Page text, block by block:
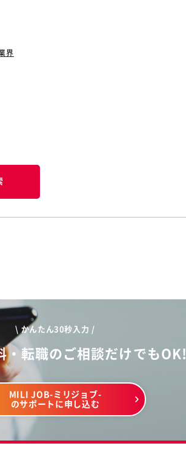
界
\ かんたん30秒入力 /
・転職のご相談だけでもOK!
MILI JOB-ミリジョブ-
のサポートに申し込む